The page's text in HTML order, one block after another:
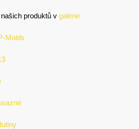
produktů v galerie
Molds